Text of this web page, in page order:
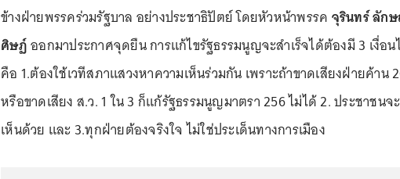
ข้างฝ่ายพรรคร่วมรัฐบาล อย่างประชาธิปัตย์ โดยหัวหน้าพรรค จุรินทร์ ลัก
ศิษฏ์ออกมาประกาศจุดยืน การแก้ไขรัฐธรรมนูญจะสำเร็จได้ต้องมี 3 เงื่อน
คือ 1.ต้องใช้เวทีสภาแสวงหาความเห็นร่วมกัน เพราะถ้าขาดเสียงฝ่ายค้าน
หรือขาดเสียง ส.ว. 1 ใน 3 ก็แก้รัฐธรรมนูญมาตรา 256 ไม่ได้ 2. ประชาชนจ
เห็นด้วย และ 3.ทุกฝ่ายต้องจริงใจ ไม่ใช่ประเด็นทางการเมือง